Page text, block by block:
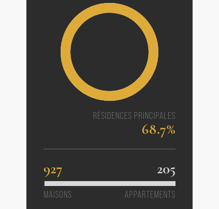
RÉSIDENCES PRINCIPALES
68.7%
927 205
MAISONS APPARTEMENTS